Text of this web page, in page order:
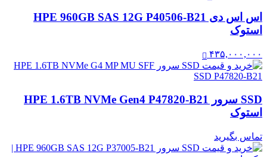
اس اس دی HPE 960GB SAS 12G P40506-B21
استوک
۴۳۵,۰۰۰,۰۰۰
SSD سرور HPE 1.6TB NVMe Gen4 P47820-B21
استوک
تماس بگیرید